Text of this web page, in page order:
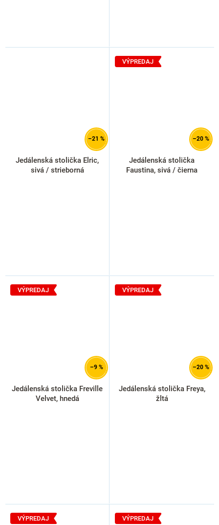
–21 %
Jedálenská stolička Elric,
sivá / strieborná
VÝPREDAJ
–20 %
Jedálenská stolička
Faustina, sivá / čierna
VÝPREDAJ
–9 %
Jedálenská stolička Freville
Velvet, hnedá
VÝPREDAJ
–20 %
Jedálenská stolička Freya,
žltá
VÝPREDAJ VÝPREDAJ